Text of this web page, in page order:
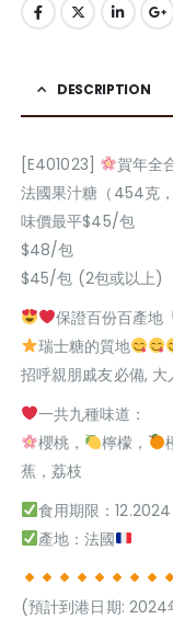
DESCRIPTION
[E401023] 賀年全
法國果汁糖（454克
味價最平$45/包
$48/包
$45/包 (2包或以上)
保證百份百產地
瑞士糖的質地
招呼親朋戚友必備,
一共九種味道：
櫻桃，
檸檬，
蕉，荔枝
食用期限：12.2024
產地：法國
(預計到港日期: 2024